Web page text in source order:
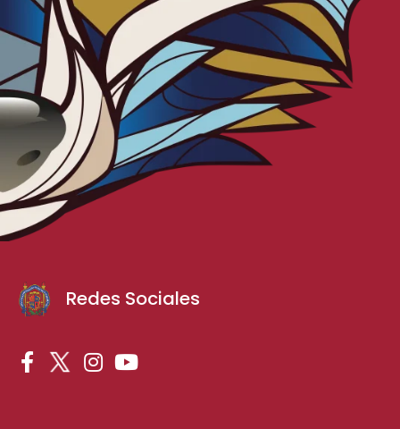
Redes Sociales